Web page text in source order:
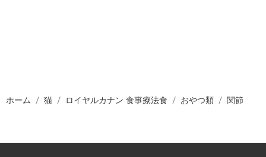
ホーム 猫 ロイヤルカナン 食事療法食 おやつ類 関節